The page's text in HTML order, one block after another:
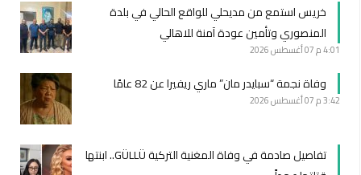
خريس استمع من مديحلي للواقع الحالي في بلدة
المنصوري وتأمين عودة آمنة للاهالي
4:01 م 07 أغسطس 2026
وفاة نجمة “سبايدر مان” ماري ريفيرا عن 82 عامًا
3:42 م 07 أغسطس 2026
تفاصيل صادمة في وفاة المغنية التركية GÜLLÜ.. ابنتها